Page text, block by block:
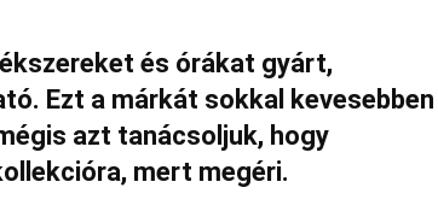
és órákat gyárt,
Ezt a márkát sokkal kevesebben
azt tanácsoljuk, hogy
mert megéri.